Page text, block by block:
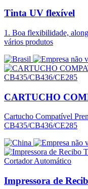
Tinta UV flexível
1. Boa flexibilidade,
vários produtos
CARTUCHO
Cartucho Compatível
CB435/CB436/CE285
Impressora de